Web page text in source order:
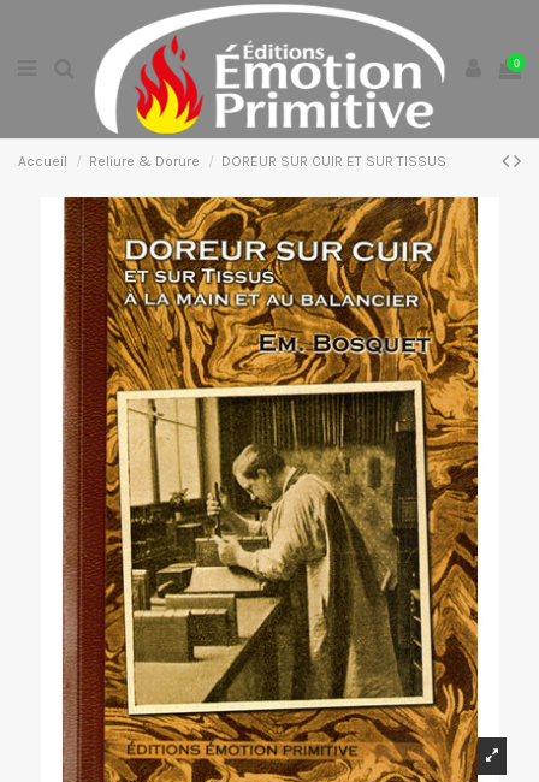
0
Accueil Reliure & Dorure DOREUR SUR CUIR ET SUR TISSUS